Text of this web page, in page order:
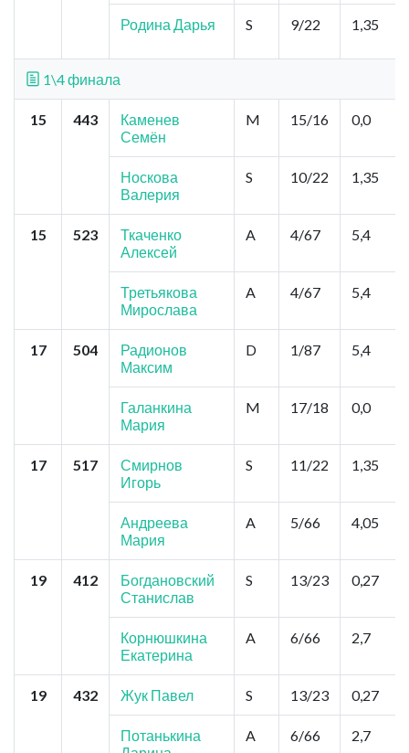
Родина Дарья S 9/22 1,35
1\4 финала
15 443
Каменев
Семён
M 15/16 0,0
Носкова
Валерия
S 10/22 1,35
15 523
Ткаченко
Алексей
A 4/67 5,4
Третьякова
Мирослава
A 4/67 5,4
17 504
Радионов
Максим
D 1/87 5,4
Галанкина
Мария
M 17/18 0,0
17 517
Смирнов
Игорь
S 11/22 1,35
Андреева
Мария
A 5/66 4,05
19 412
Богдановский
Станислав
S 13/23 0,27
Корнюшкина
Екатерина
A 6/66 2,7
19 432 Жук Павел S 13/23 0,27
Потанькина
A 6/66 2,7